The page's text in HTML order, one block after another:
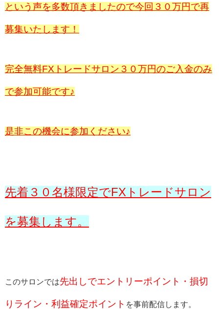
という声を多数頂きましたので今回３０万円で再
募集いたします！
完全無料FXトレードサロン３０万円のご入金のみ
で参加可能です♪
是非この機会に参加ください♪
先着３０名様限定でFXトレードサロン
を募集します。
このサロンでは先出しでエントリーポイント・損切
りライン・利益確定ポイント を事前配信します。